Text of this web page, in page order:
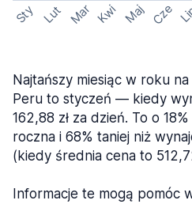
Sty Lut Mar Kwi Maj Cze
Najtańszy miesiąc w roku
Peru to styczeń — kiedy
162,88 zł za dzień. To o
roczna i 68% taniej niż
(kiedy średnia cena to
Informacje te mogą pomóc